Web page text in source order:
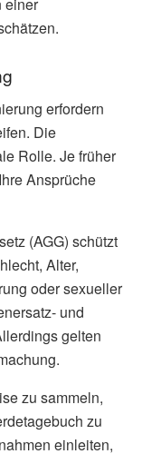
erfordern
Die
Rolle. Je früher
Ansprüche
(AGG) schützt
Alter,
oder sexueller
und
gelten
zu sammeln,
zu
einleiten,